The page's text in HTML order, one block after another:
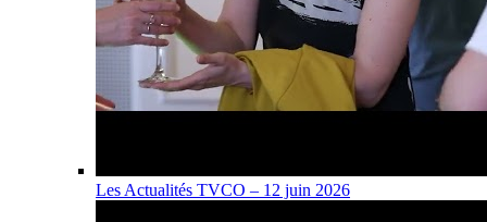
Les Actualités TVCO – 12 juin 2026